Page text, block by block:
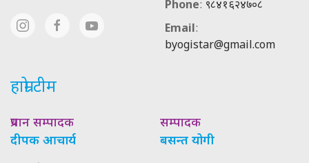
Phone: ९८४१६२४७०८
Email:
byogistar@gmail.com
हाम्रो टीम
प्रधान सम्पादक
दीपक आचार्य
सम्पादक
बसन्त योगी